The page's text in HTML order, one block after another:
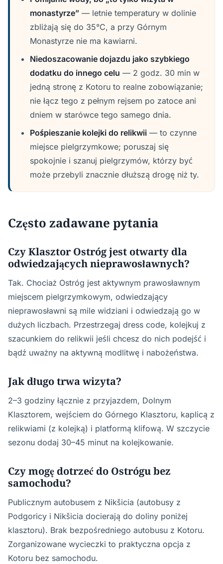
monastyrze” — letnie temperatury w dolinie
zbliżają się do 35°C, a przy Górnym
Monastyrze nie ma kawiarni.
Niedoszacowanie dojazdu jako szybkiego
dodatku do innego celu — 2 godz. 30 min w
jedną stronę z Kotoru to realne zobowiązanie;
nie łącz tego z pełnym rejsem po zatoce ani
dniem w starówce tego samego dnia.
Pośpieszanie kolejki do relikwii — to czynne
miejsce pielgrzymkowe; poruszaj się
spokojnie i szanuj pielgrzymów, którzy być
może przebyli znacznie dłuższą drogę niż ty.
Często zadawane pytania
Czy Klasztor Ostróg jest otwarty dla
odwiedzających nieprawosławnych?
Tak. Chociaż Ostróg jest aktywnym prawosławnym
miejscem pielgrzymkowym, odwiedzający
nieprawosławni są mile widziani i odwiedzają go w
dużych liczbach. Przestrzegaj dress code, kolejkuj z
szacunkiem do relikwii jeśli chcesz do nich podejść i
bądź uważny na aktywną modlitwę i nabożeństwa.
Jak długo trwa wizyta?
2–3 godziny łącznie z przyjazdem, Dolnym
Klasztorem, wejściem do Górnego Klasztoru, kaplicą z
relikwiami (z kolejką) i platformą klifową. W szczycie
sezonu dodaj 30–45 minut na kolejkowanie.
Czy mogę dotrzeć do Ostrógu bez
samochodu?
Publicznym autobusem z Nikšicia (autobusy z
Podgoricy i Nikšicia docierają do doliny poniżej
klasztoru). Brak bezpośredniego autobusu z Kotoru.
Zorganizowane wycieczki to praktyczna opcja z
Kotoru bez samochodu.